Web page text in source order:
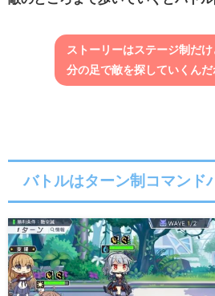
ストーリーはステージ制だ
分の足で敵を探していくんだ
バトルはターン制コマンド